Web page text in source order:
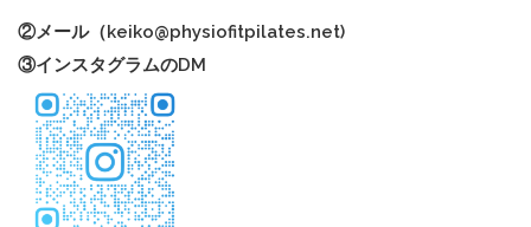
②メール（keiko@physiofitpilates.net)
③インスタグラムのDM